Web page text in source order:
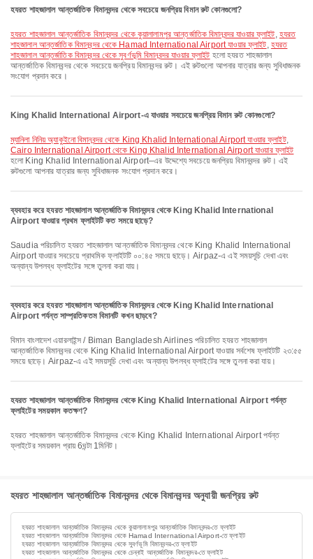
হযরত শাহজালাল আন্তর্জাতিক বিমানবন্দর থেকে সবচেয়ে জনপ্রিয় বিমান রুট কোনগুলো?
হযরত শাহজালাল আন্তর্জাতিক বিমানবন্দর থেকে কুয়ালালামপুর আন্তর্জাতিক বিমানবন্দর যাওয়ার ফ্লাইট, হযরত
শাহজালাল আন্তর্জাতিক বিমানবন্দর থেকে Hamad International Airport যাওয়ার ফ্লাইট, হযরত
শাহজালাল আন্তর্জাতিক বিমানবন্দর থেকে সুবর্ণভূমি বিমানবন্দর যাওয়ার ফ্লাইট হলো হযরত শাহজালাল
আন্তর্জাতিক বিমানবন্দর থেকে সবচেয়ে জনপ্রিয় বিমানবন্দর রুট। এই রুটগুলো আপনার যাত্রার জন্য সুবিধাজনক
সংযোগ প্রদান করে।
King Khalid International Airport-এ যাওয়ার সবচেয়ে জনপ্রিয় বিমান রুট কোনগুলো?
ম্যানিলা নিনিয় অ্যাকুইনো বিমানবন্দর থেকে King Khalid International Airport যাওয়ার ফ্লাইট,
Cairo International Airport থেকে King Khalid International Airport যাওয়ার ফ্লাইট
হলো King Khalid International Airport–এর উদ্দেশ্যে সবচেয়ে জনপ্রিয় বিমানবন্দর রুট। এই
রুটগুলো আপনার যাত্রার জন্য সুবিধাজনক সংযোগ প্রদান করে।
ব্যবহার করে হযরত শাহজালাল আন্তর্জাতিক বিমানবন্দর থেকে King Khalid International
Airport যাওয়ার প্রথম ফ্লাইটটি কত সময়ে ছাড়ে?
Saudia পরিচালিত হযরত শাহজালাল আন্তর্জাতিক বিমানবন্দর থেকে King Khalid International
Airport যাওয়ার সবচেয়ে প্রাথমিক ফ্লাইটটি ০০:৪৫ সময়ে ছাড়ে। Airpaz-এ এই সময়সূচি দেখা এবং
অন্যান্য উপলব্ধ ফ্লাইটের সঙ্গে তুলনা করা যায়।
ব্যবহার করে হযরত শাহজালাল আন্তর্জাতিক বিমানবন্দর থেকে King Khalid International
Airport পর্যন্ত সাম্প্রতিকতম বিমানটি কখন ছাড়বে?
বিমান বাংলাদেশ এয়ারলাইন্স / Biman Bangladesh Airlines পরিচালিত হযরত শাহজালাল
আন্তর্জাতিক বিমানবন্দর থেকে King Khalid International Airport যাওয়ার সর্বশেষ ফ্লাইটটি ২৩:৫৫
সময়ে ছাড়ে। Airpaz-এ এই সময়সূচি দেখা এবং অন্যান্য উপলব্ধ ফ্লাইটের সঙ্গে তুলনা করা যায়।
হযরত শাহজালাল আন্তর্জাতিক বিমানবন্দর থেকে King Khalid International Airport পর্যন্ত
ফ্লাইটের সময়কাল কতক্ষণ?
হযরত শাহজালাল আন্তর্জাতিক বিমানবন্দর থেকে King Khalid International Airport পর্যন্ত
ফ্লাইটের সময়কাল প্রায় 6ঘন্টা 1মিনিট।
হযরত শাহজালাল আন্তর্জাতিক বিমানবন্দর থেকে বিমানবন্দর অনুযায়ী জনপ্রিয় রুট
হযরত শাহজালাল আন্তর্জাতিক বিমানবন্দর থেকে কুয়ালালামপুর আন্তর্জাতিক বিমানবন্দর-তে ফ্লাইট
হযরত শাহজালাল আন্তর্জাতিক বিমানবন্দর থেকে Hamad International Airport-তে ফ্লাইট
হযরত শাহজালাল আন্তর্জাতিক বিমানবন্দর থেকে সুবর্ণভূমি বিমানবন্দর-তে ফ্লাইট
হযরত শাহজালাল আন্তর্জাতিক বিমানবন্দর থেকে চেন্নাই আন্তর্জাতিক বিমানবন্দর-তে ফ্লাইট